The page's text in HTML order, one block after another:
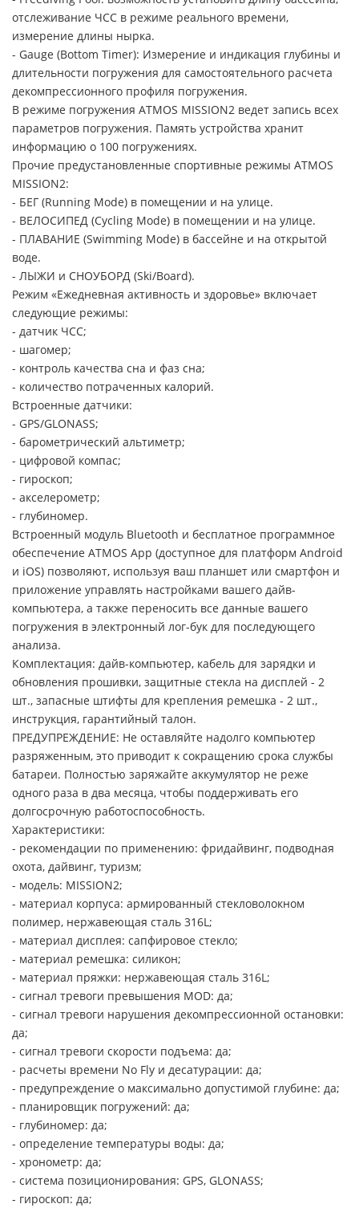
отслеживание ЧСС в режиме реального времени,
измерение длины нырка.
- Gauge (Bottom Timer): Измерение и индикация глубины и
длительности погружения для самостоятельного расчета
декомпрессионного профиля погружения.
В режиме погружения ATMOS MISSION2 ведет запись всех
параметров погружения. Память устройства хранит
информацию о 100 погружениях.
Прочие предустановленные спортивные режимы ATMOS
MISSION2:
- БЕГ (Running Mode) в помещении и на улице.
- ВЕЛОСИПЕД (Cycling Mode) в помещении и на улице.
- ПЛАВАНИЕ (Swimming Mode) в бассейне и на открытой
воде.
- ЛЫЖИ и СНОУБОРД (Ski/Board).
Режим «Ежедневная активность и здоровье» включает
следующие режимы:
- датчик ЧСС;
- шагомер;
- контроль качества сна и фаз сна;
- количество потраченных калорий.
Встроенные датчики:
- GPS/GLONASS;
- барометрический альтиметр;
- цифровой компас;
- гироскоп;
- акселерометр;
- глубиномер.
Встроенный модуль Bluetooth и бесплатное программное
обеспечение ATMOS App (доступное для платформ Android
и iOS) позволяют, используя ваш планшет или смартфон и
приложение управлять настройками вашего дайв-
компьютера, а также переносить все данные вашего
погружения в электронный лог-бук для последующего
анализа.
Комплектация: дайв-компьютер, кабель для зарядки и
обновления прошивки, защитные стекла на дисплей - 2
шт., запасные штифты для крепления ремешка - 2 шт.,
инструкция, гарантийный талон.
ПРЕДУПРЕЖДЕНИЕ: Не оставляйте надолго компьютер
разряженным, это приводит к сокращению срока службы
батареи. Полностью заряжайте аккумулятор не реже
одного раза в два месяца, чтобы поддерживать его
долгосрочную работоспособность.
Характеристики:
- рекомендации по применению: фридайвинг, подводная
охота, дайвинг, туризм;
- модель: MISSION2;
- материал корпуса: армированный стекловолокном
полимер, нержавеющая сталь 316L;
- материал дисплея: сапфировое стекло;
- материал ремешка: силикон;
- материал пряжки: нержавеющая сталь 316L;
- сигнал тревоги превышения MOD: да;
- сигнал тревоги нарушения декомпрессионной остановки:
да;
- сигнал тревоги скорости подъема: да;
- расчеты времени No Fly и десатурации: да;
- предупреждение о максимально допустимой глубине: да;
- планировщик погружений: да;
- глубиномер: да;
- определение температуры воды: да;
- хронометр: да;
- система позиционирования: GPS, GLONASS;
- гироскоп: да;